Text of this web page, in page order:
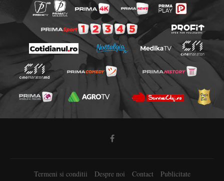
Termeni si conditii Despre noi Contact Publicitate